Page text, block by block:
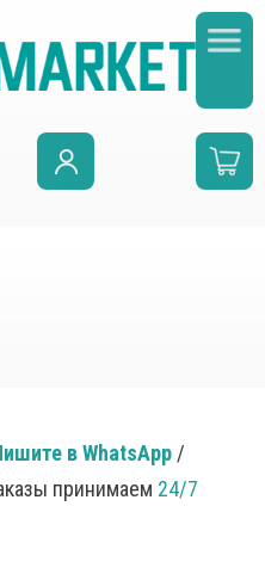
в WhatsApp /
принимаем 24/7